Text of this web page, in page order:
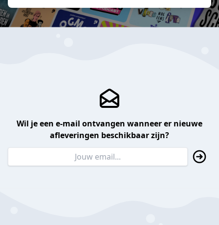
Wil je een e-mail ontvangen wanneer er nieuwe
afleveringen beschikbaar zijn?